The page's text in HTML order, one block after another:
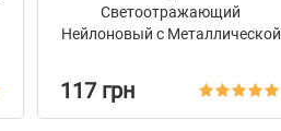
Светоотражающий
Нейлоновый с Металлической
117 грн